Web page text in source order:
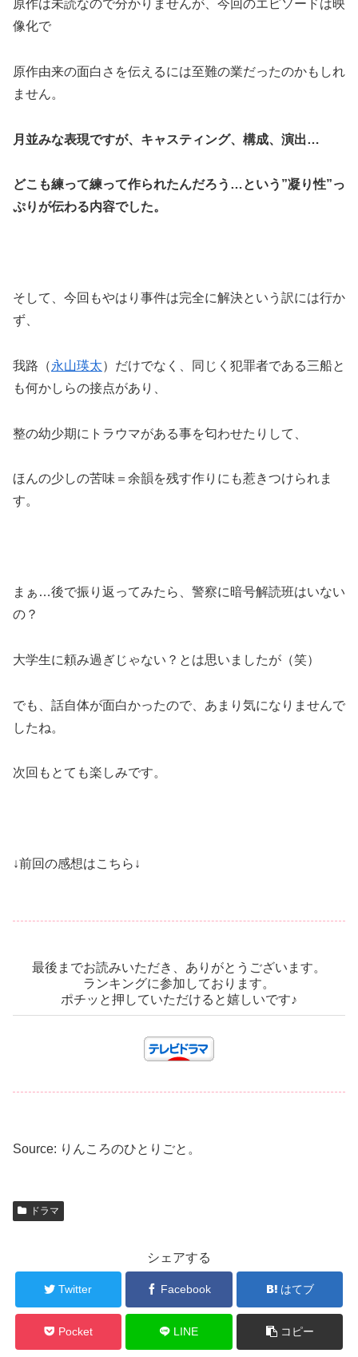
原作は未読なので分かりませんが、今回のエピソードは映
像化で
原作由来の面白さを伝えるには至難の業だったのかもしれ
ません。
月並みな表現ですが、キャスティング、構成、演出…
どこも練って練って作られたんだろう…という”凝り性”っ
ぷりが伝わる内容でした。
そして、今回もやはり事件は完全に解決という訳には行か
ず、
我路（永山瑛太）だけでなく、同じく犯罪者である三船と
も何かしらの接点があり、
整の幼少期にトラウマがある事を匂わせたりして、
ほんの少しの苦味＝余韻を残す作りにも惹きつけられま
す。
まぁ…後で振り返ってみたら、警察に暗号解読班はいない
の？
大学生に頼み過ぎじゃない？とは思いましたが（笑）
でも、話自体が面白かったので、あまり気になりませんで
したね。
次回もとても楽しみです。
↓前回の感想はこちら↓
最後までお読みいただき、ありがとうございます。
ランキングに参加しております。
ポチッと押していただけると嬉しいです♪
Source: りんころのひとりごと。
ドラマ
シェアする
Twitter Facebook はてブ
Pocket LINE コピー